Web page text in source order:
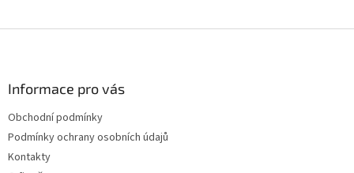
Informace pro vás
Obchodní podmínky
Podmínky ochrany osobních údajů
Kontakty